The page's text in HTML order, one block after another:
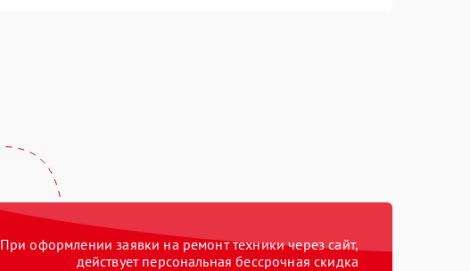
При оформлении заявки на ремонт техники через сайт,
действует персональная бессрочная скидка